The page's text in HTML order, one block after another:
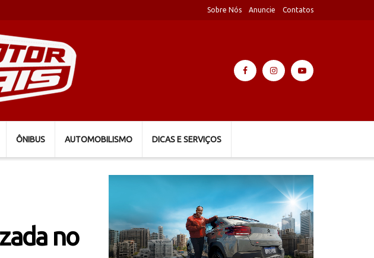
Sobre Nós Anuncie Contatos
ÔNIBUS AUTOMOBILISMO DICAS E SERVIÇOS
no